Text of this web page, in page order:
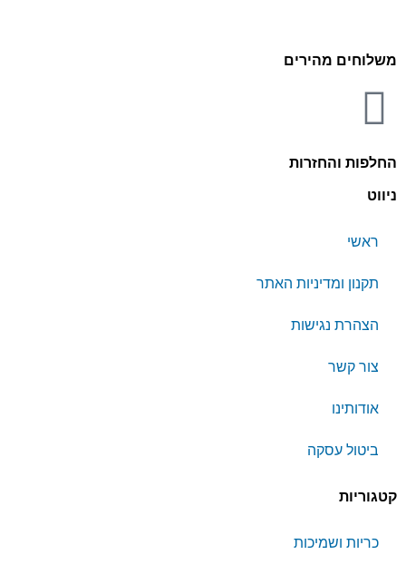
משלוחים מהירים
החלפות והחזרות
ניווט
ראשי
תקנון ומדיניות האתר
הצהרת נגישות
צור קשר
אודותינו
ביטול עסקה
קטגוריות
כריות ושמיכות